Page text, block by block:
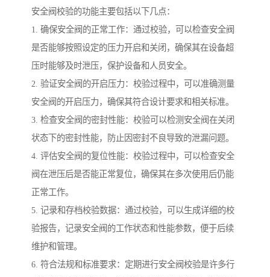
安全阀校验的功能主要包括以下几点：
1. 确保安全阀的正常工作：通过校验，可以检查安全阀
是否能够按照设定的压力开启和关闭，确保其在设备超
压时能够及时泄压，保护设备和人员安全。
2. 验证安全阀的开启压力：校验过程中，可以准确测量
安全阀的开启压力，确保其符合设计要求和相关标准。
3. 检查安全阀的密封性能：校验可以检测安全阀在关闭
状态下的密封性能，防止因密封不良导致的泄漏问题。
4. 评估安全阀的复位性能：校验过程中，可以检查安全
阀在泄压后是否能正常复位，确保其在多次使用后仍能
正常工作。
5. 记录和存档校验数据：通过校验，可以生成详细的校
验报告，记录安全阀的工作状态和性能参数，便于后续
维护和管理。
6. 符合法规和标准要求：定期进行安全阀校验是许多行